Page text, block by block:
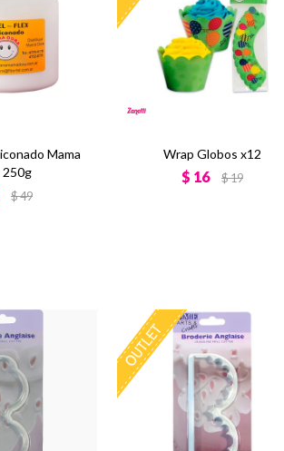
Mama
250g
$49
Wrap Globos x12
$ 16 $19